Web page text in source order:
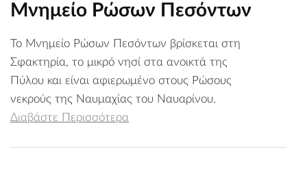
Μνημείο Ρώσων Πεσόντων
Το Μνημείο Ρώσων Πεσόντων βρίσκεται στη
Σφακτηρία, το μικρό νησί στα ανοικτά της
Πύλου και είναι αφιερωμένο στους Ρώσους
νεκρούς της Ναυμαχίας του Ναυαρίνου.
Διαβάστε Περισσότερα